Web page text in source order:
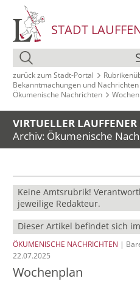
STADT
zurück zum Stadt‑Portal
Bekanntmachungen und Nachrichten
Ökumenische Nachrichten
VIRTUELLER LAUFFENER
Archiv: Ökumenische
Keine Amtsrubrik!
jeweilige Redakteur.
Dieser Artikel befindet sich
ÖKUMENISCHE NACHRICHTEN |
22.07.2025
Wochenplan